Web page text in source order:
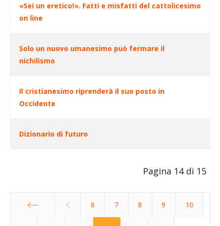
«Sei un eretico!». Fatti e misfatti del cattolicesimo
on line
Solo un nuovo umanesimo può fermare il
nichilismo
Il cristianesimo riprenderà il suo posto in
Occidente
Dizionario di futuro
Pagina 14 di 15
6 7 8 9 10